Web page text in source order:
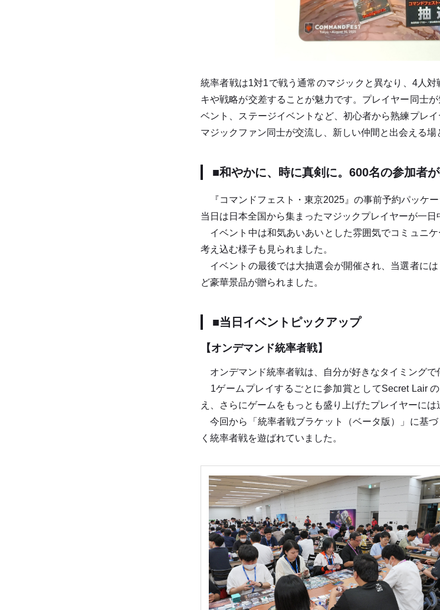
統率者戦は1対1で戦う通常のマジックと異なり、4人
キや戦略が交差することが魅力です。プレイヤー同士
ベント、ステージイベントなど、初心者から熟練プレ
マジックファン同士が交流し、新しい仲間と出会える場
■和やかに、時に真剣に。600名の参加者
『コマンドフェスト・東京2025』の事前予約パッケー
当日は日本全国から集まったマジックプレイヤーが一日
イベント中は和気あいあいとした雰囲気でコミュニ
考え込む様子も見られました。
イベントの最後では大抽選会が開催され、当選者に
ど豪華景品が贈られました。
■当日イベントピックアップ
【オンデマンド統率者戦】
オンデマンド統率者戦は、自分が好きなタイミングで
1ゲームプレイするごとに参加賞としてSecret Lair
え、さらにゲームをもっとも盛り上げたプレイヤーに
今回から「統率者戦ブラケット（ベータ版）」に基
く統率者戦を遊ばれていました。